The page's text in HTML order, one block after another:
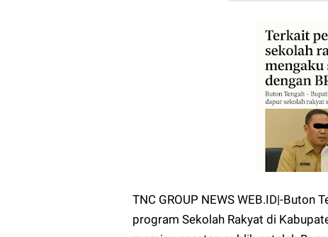
TNC GROUP NEWS WEB.ID|-
program Sekolah Rakyat di